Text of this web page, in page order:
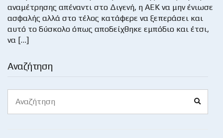
Αναζήτηση
for:
αναμέτρησης απέναντι στο Διγενή, η ΑΕΚ να μην ένιωσε
ασφαλής αλλά στο τέλος κατάφερε να ξεπεράσει και
αυτό το δύσκολο όπως αποδείχθηκε εμπόδιο και έτσι,
να […]